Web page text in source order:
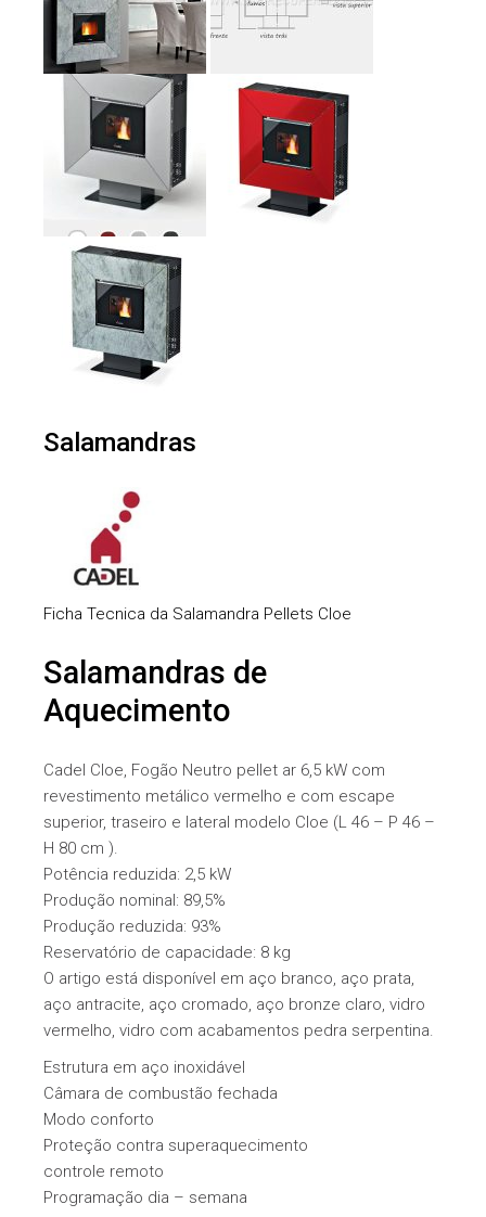
Salamandras
Ficha Tecnica da Salamandra Pellets Cloe
Salamandras de
Aquecimento
Cadel Cloe, Fogão Neutro pellet ar 6,5 kW com
revestimento metálico vermelho e com escape
superior, traseiro e lateral modelo Cloe (L 46 – P 46 –
H 80 cm ).
Potência reduzida: 2,5 kW
Produção nominal: 89,5%
Produção reduzida: 93%
Reservatório de capacidade: 8 kg
O artigo está disponível em aço branco, aço prata,
aço antracite, aço cromado, aço bronze claro, vidro
vermelho, vidro com acabamentos pedra serpentina.
Estrutura em aço inoxidável
Câmara de combustão fechada
Modo conforto
Proteção contra superaquecimento
controle remoto
Programação dia – semana